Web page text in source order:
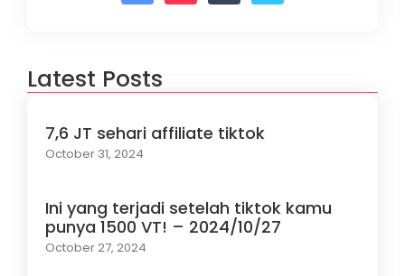
Latest Posts
7,6 JT sehari affiliate tiktok
October 31, 2024
Ini yang terjadi setelah tiktok kamu
punya 1500 VT! – 2024/10/27
October 27, 2024